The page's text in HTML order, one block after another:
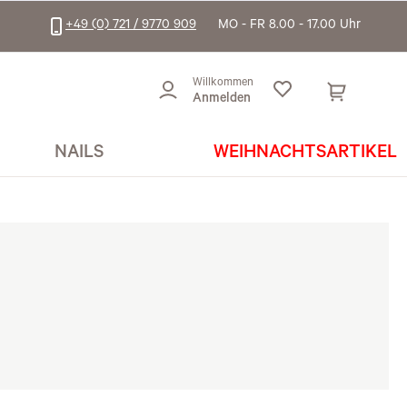
+49 (0) 721 / 9770 909 MO - FR 8.00 - 17.00 Uhr
Willkommen
Anmelden
NAILS WEIHNACHTSARTIKEL